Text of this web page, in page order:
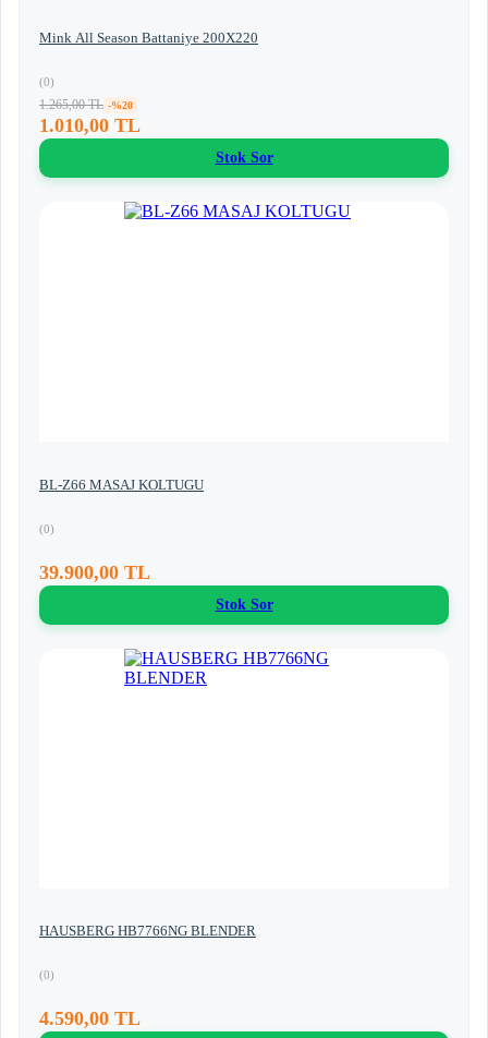
Mink All Season Battaniye 200X220
(0)
1.265,00 TL -%20
1.010,00 TL
Stok Sor
BL-Z66 MASAJ KOLTUGU
(0)
39.900,00 TL
Stok Sor
HAUSBERG HB7766NG BLENDER
(0)
4.590,00 TL